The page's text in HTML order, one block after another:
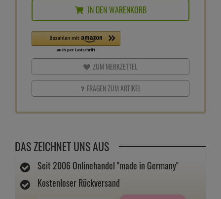
IN DEN WARENKORB
ZUM MERKZETTEL
FRAGEN ZUM ARTIKEL
DAS ZEICHNET UNS AUS
Seit 2006 Onlinehandel "made in Germany"
Kostenloser Rückversand